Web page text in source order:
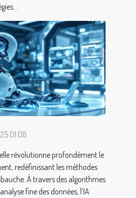
01:08
révolutionne profondément le
redéfinissant les méthodes
À travers des algorithmes
fine des données, l’IA